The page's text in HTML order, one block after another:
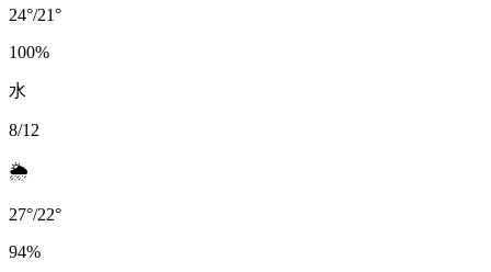
24°/21°
100%
水
8/12
🌦️
27°/22°
94%